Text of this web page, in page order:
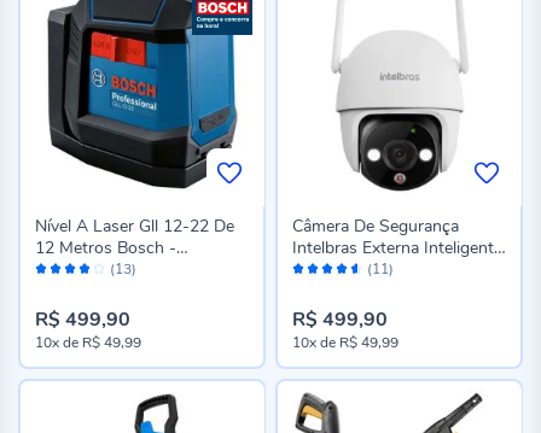
Avaliação: (13)
Nível A Laser Gll 12-22 De
12 Metros Bosch -
0601065220
R$ 499,90
10xde R$ 49,99
Avaliação: (11)
Câmera De Segurança
Intelbras Externa Inteligente
Full Hd Wi-Fi 360° - Bivolt
R$ 499,90
10xde R$ 49,99